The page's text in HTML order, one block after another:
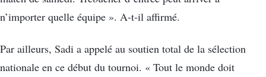
n’importer quelle équipe ». A-t-il affirmé.
Par ailleurs, Sadi a appelé au soutien total de la sélection
nationale en ce début du tournoi. « Tout le monde doit